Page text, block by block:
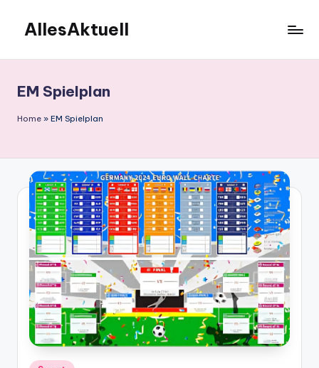
content
AllesAktuell
EM Spielplan
Home » EM Spielplan